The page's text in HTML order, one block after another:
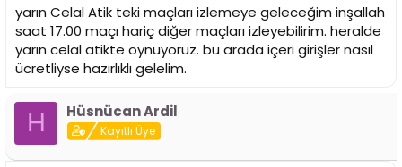
yarın Celal Atik teki maçları izlemeye geleceğim inşallah
saat 17.00 maçı hariç diğer maçları izleyebilirim. heralde
yarın celal atikte oynuyoruz. bu arada içeri girişler nasıl
ücretliyse hazırlıklı gelelim.
H Hüsnücan Ardil
Kayıtlı Üye